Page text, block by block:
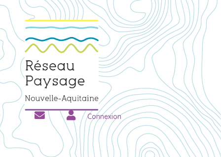
Connexion